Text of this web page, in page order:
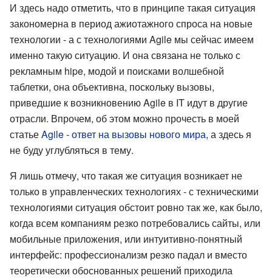
И здесь надо отметить, что в принципе такая ситуация
закономерна в период ажиотажного спроса на новые
технологии - а с технологиями Agile мы сейчас имеем
именно такую ситуацию. И она связана не только с
рекламным hipe, модой и поисками волшебной
таблетки, она объективна, поскольку вызовы,
приведшие к возникновению Agile в IT идут в другие
отрасли. Впрочем, об этом можно прочесть в моей
статьеAgile - ответ на вызовы нового мира, а здесь я
не буду углубляться в тему.
Я лишь отмечу, что такая же ситуация возникает не
только в управленческих технологиях - с техническими
технологиями ситуация обстоит ровно так же, как было,
когда всем компаниям резко потребовались сайты, или
мобильные приложения, или интуитивно-понятный
интерфейс: профессионализм резко падал и вместо
теоретически обоснованных решений приходила